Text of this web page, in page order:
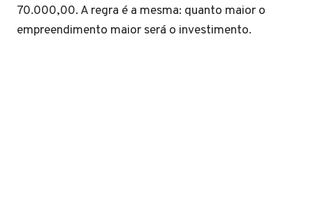
70.000,00. A regra é a mesma: quanto maior o
empreendimento maior será o investimento.